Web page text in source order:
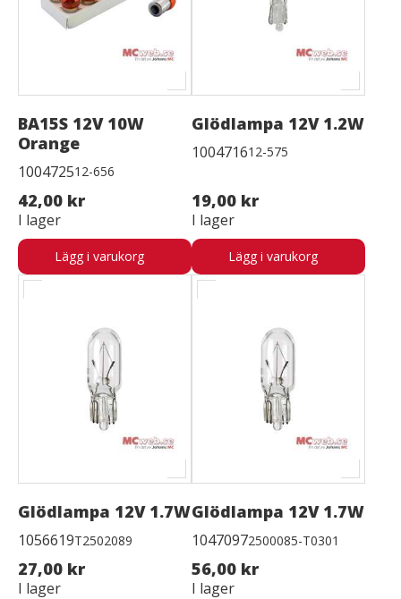
BA15S 12V 10W
Orange
100472512-656
42,00 kr
I lager
Lägg i varukorg
Glödlampa 12V 1.2W
100471612-575
19,00 kr
I lager
Lägg i varukorg
Glödlampa 12V 1.7W
1056619T2502089
27,00 kr
I lager
Glödlampa 12V 1.7W
10470972500085-T0301
56,00 kr
I lager